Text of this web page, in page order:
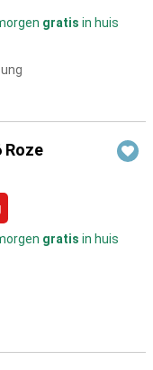
gratis in huis
Roze
gratis in huis